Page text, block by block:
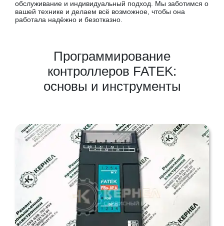
обслуживание и индивидуальный подход. Мы заботимся о
вашей технике и делаем всё возможное, чтобы она
работала надёжно и безотказно.
Программирование
контроллеров FATEK:
основы и инструменты